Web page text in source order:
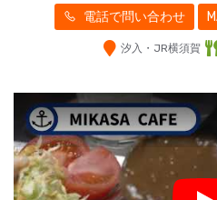
電話で問い合わせ
汐入・JR横須賀